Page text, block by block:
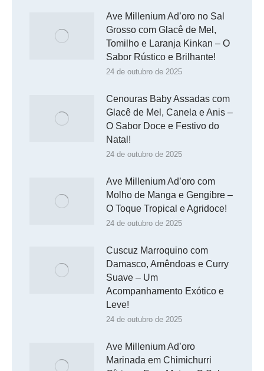
Ave Millenium Ad’oro no Sal
Grosso com Glacê de Mel,
Tomilho e Laranja Kinkan – O
Sabor Rústico e Brilhante!
24 de outubro de 2025
Cenouras Baby Assadas com
Glacê de Mel, Canela e Anis –
O Sabor Doce e Festivo do
Natal!
24 de outubro de 2025
Ave Millenium Ad’oro com
Molho de Manga e Gengibre –
O Toque Tropical e Agridoce!
24 de outubro de 2025
Cuscuz Marroquino com
Damasco, Amêndoas e Curry
Suave – Um
Acompanhamento Exótico e
Leve!
24 de outubro de 2025
Ave Millenium Ad’oro
Marinada em Chimichurri